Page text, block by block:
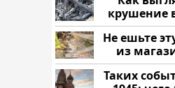
крушение
Не ешьте
из
Таких